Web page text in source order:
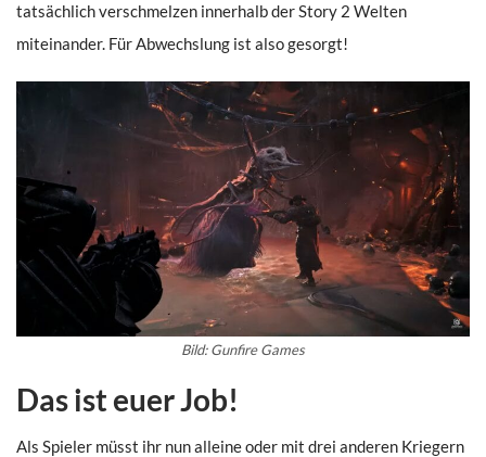
tatsächlich verschmelzen innerhalb der Story 2 Welten
miteinander. Für Abwechslung ist also gesorgt!
Bild: Gunfire Games
Das ist euer Job!
Als Spieler müsst ihr nun alleine oder mit drei anderen Kriegern